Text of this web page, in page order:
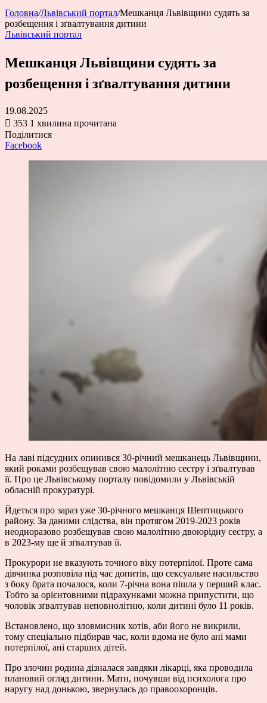
Головна/Львівський портал/Мешканця Львівщини судять за
розбещення і зґвалтування дитини
Львівський портал
Мешканця Львівщини судять за
розбещення і зґвалтування дитини
19.08.2025
353 1 хвилина прочитана
Поділитися
Facebook
На лаві підсудних опинився 30-річний мешканець Львівщини,
який роками розбещував свою малолітню сестру і зґвалтував
її. Про це Львівському порталу повідомили у Львівській
обласній прокуратурі.
Йдеться про зараз уже 30-річного мешканця Шептицького
району. За даними слідства, він протягом 2019-2023 років
неодноразово розбещував свою малолітню двоюрідну сестру, а
в 2023-му ще й зґвалтував її.
Прокурори не вказують точного віку потерпілої. Проте сама
дівчинка розповіла під час допитів, що сексуальне насильство
з боку брата почалося, коли 7-річна вона пішла у перший клас.
Тобто за орієнтовними підрахунками можна припустити, що
чоловік зґвалтував неповнолітню, коли дитині було 11 років.
Встановлено, що зловмисник хотів, аби його не викрили,
тому спеціально підбирав час, коли вдома не було ані мами
потерпілої, ані старших дітей.
Про злочин родина дізналася завдяки лікарці, яка проводила
плановий огляд дитини. Мати, почувши від психолога про
наругу над донькою, звернулась до правоохоронців.